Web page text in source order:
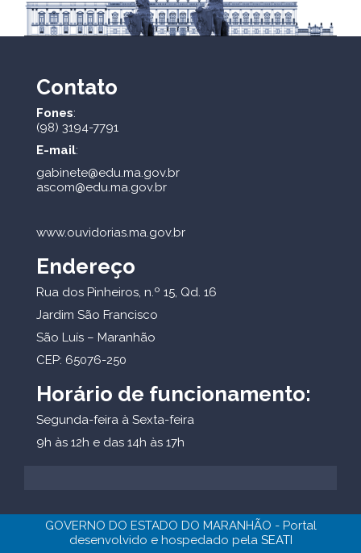
Contato
Fones:
(98) 3194-7791
E-mail:
gabinete@edu.ma.gov.br
ascom@edu.ma.gov.br
www.ouvidorias.ma.gov.br
Endereço
Rua dos Pinheiros, n.º 15, Qd. 16
Jardim São Francisco
São Luís – Maranhão
CEP: 65076-250
Horário de funcionamento:
Segunda-feira à Sexta-feira
9h às 12h e das 14h às 17h
GOVERNO DO ESTADO DO MARANHÃO - Portal
desenvolvido e hospedado pela SEATI